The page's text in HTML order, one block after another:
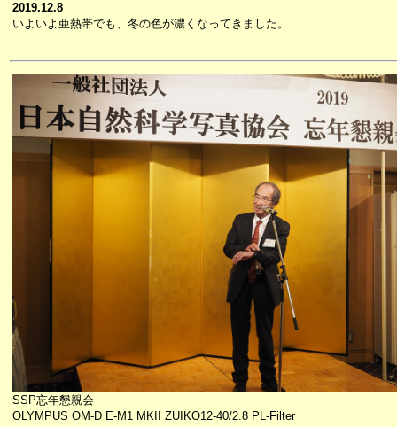
2019.12.8
いよいよ亜熱帯でも、冬の色が濃くなってきました。
SSP忘年懇親会
OLYMPUS OM-D E-M1 MKII ZUIKO12-40/2.8 PL-Filter